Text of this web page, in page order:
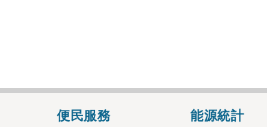
便民服務 能源統計